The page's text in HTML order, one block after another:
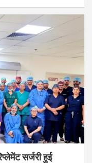
सर्जरी हुई